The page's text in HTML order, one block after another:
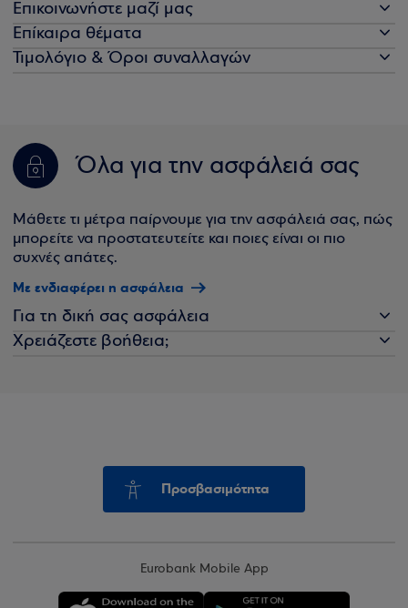
Επικοινωνήστε μαζί μας
Επίκαιρα θέματα
Τιμολόγιο & Όροι συναλλαγών
Όλα για την ασφάλειά σας
Μάθετε τι μέτρα παίρνουμε για την ασφάλειά σας, πώς
μπορείτε να προστατευτείτε και ποιες είναι οι πιο
συχνές απάτες.
Με ενδιαφέρει η ασφάλεια
Για τη δική σας ασφάλεια
Χρειάζεστε βοήθεια;
Προσβασιμότητα
Eurobank Mobile App